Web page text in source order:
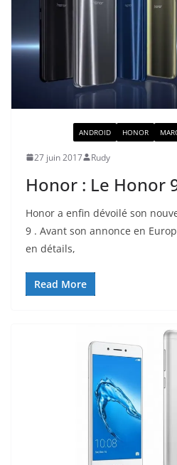
ANDROID HONOR
27 juin 2017 Rudy
Honor : Le Honor
Honor a enfin dévoilé son
9 . Avant son annonce en
en détails,
Read More